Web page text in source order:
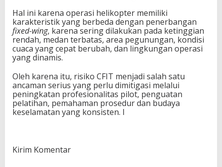
Hal ini karena operasi helikopter memiliki
karakteristik yang berbeda dengan penerbangan
fixed-wing, karena sering dilakukan pada ketinggian
rendah, medan terbatas, area pegunungan, kondisi
cuaca yang cepat berubah, dan lingkungan operasi
yang dinamis.
Oleh karena itu, risiko CFIT menjadi salah satu
ancaman serius yang perlu dimitigasi melalui
peningkatan profesionalitas pilot, penguatan
pelatihan, pemahaman prosedur dan budaya
keselamatan yang konsisten. I
Kirim Komentar